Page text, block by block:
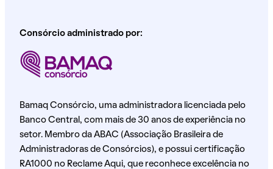
Consórcio administrado por:
Bamaq Consórcio, uma administradora licenciada pelo
Banco Central, com mais de 30 anos de experiência no
setor. Membro da ABAC (Associação Brasileira de
Administradoras de Consórcios), e possui certificação
RA1000 no Reclame Aqui, que reconhece excelência no